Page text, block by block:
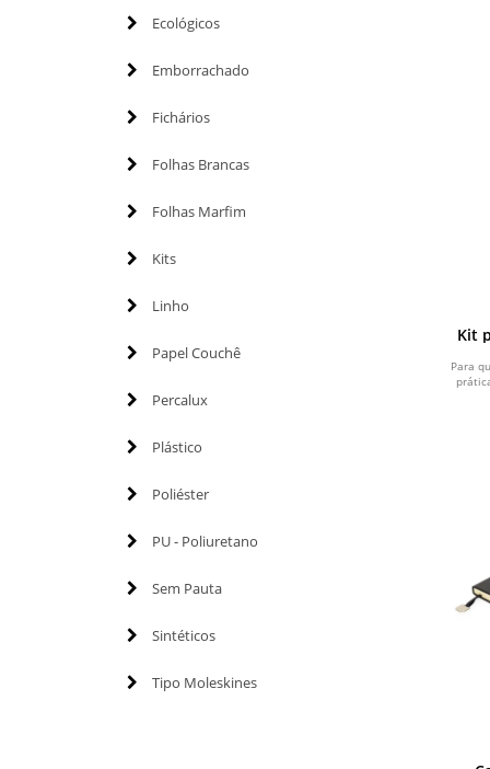
Ecológicos
Emborrachado
Fichários
Folhas Brancas
Folhas Marfim
Kits
Linho
Papel Couchê
Percalux
Plástico
Poliéster
PU - Poliuretano
Sem Pauta
Sintéticos
Tipo Moleskines
Kit
Para